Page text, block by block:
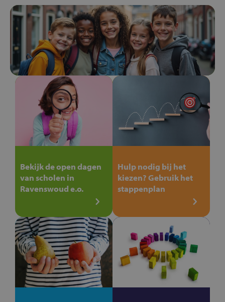
Bekijk de open dagen
van scholen in
Ravenswoud e.o.
Hulp nodig bij het
kiezen? Gebruik het
stappenplan